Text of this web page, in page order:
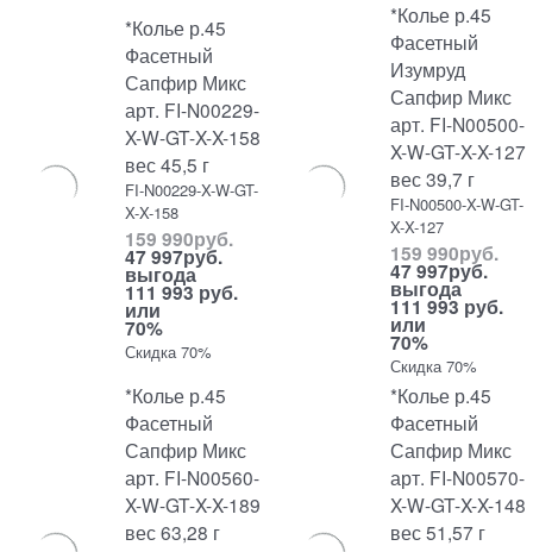
*Колье р.45
Фасетный
Сапфир Микс
арт. FI-N00229-
X-W-GT-X-X-158
вес 45,5 г
FI-N00229-X-W-GT-
X-X-158
159 990руб.
47 997руб.
выгода
111 993 руб.
или
70%
Скидка 70%
*Колье р.45
Фасетный
Изумруд
Сапфир Микс
арт. FI-N00500-
X-W-GT-X-X-127
вес 39,7 г
FI-N00500-X-W-GT-
X-X-127
159 990руб.
47 997руб.
выгода
111 993 руб.
или
70%
Скидка 70%
*Колье р.45
Фасетный
Сапфир Микс
арт. FI-N00560-
X-W-GT-X-X-189
вес 63,28 г
*Колье р.45
Фасетный
Сапфир Микс
арт. FI-N00570-
X-W-GT-X-X-148
вес 51,57 г